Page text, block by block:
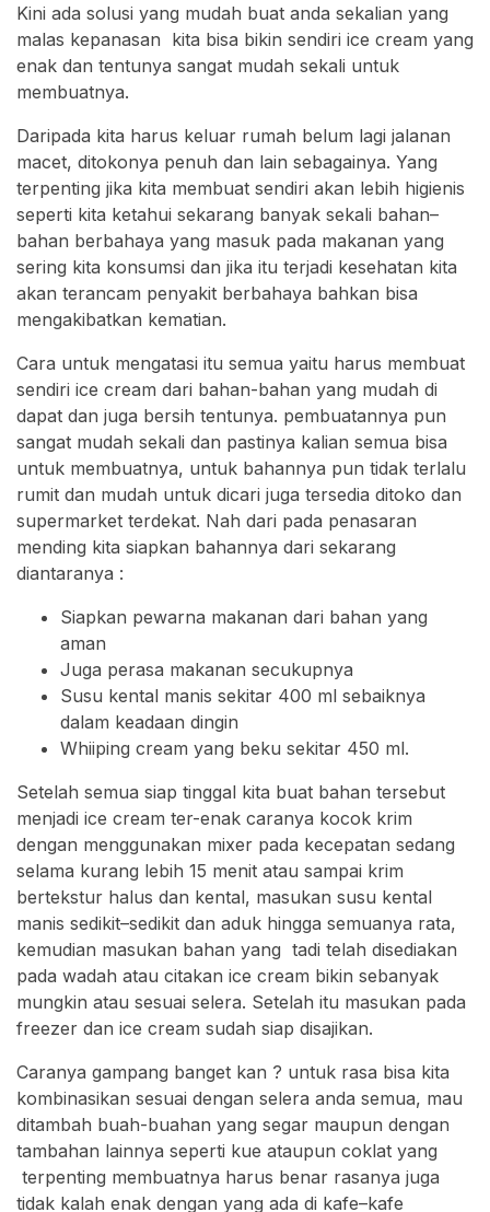
Kini ada solusi yang mudah buat anda sekalian yang
malas kepanasan kita bisa bikin sendiri ice cream yang
enak dan tentunya sangat mudah sekali untuk
membuatnya.
Daripada kita harus keluar rumah belum lagi jalanan
macet, ditokonya penuh dan lain sebagainya. Yang
terpenting jika kita membuat sendiri akan lebih higienis
seperti kita ketahui sekarang banyak sekali bahan–
bahan berbahaya yang masuk pada makanan yang
sering kita konsumsi dan jika itu terjadi kesehatan kita
akan terancam penyakit berbahaya bahkan bisa
mengakibatkan kematian.
Cara untuk mengatasi itu semua yaitu harus membuat
sendiri ice cream dari bahan-bahan yang mudah di
dapat dan juga bersih tentunya. pembuatannya pun
sangat mudah sekali dan pastinya kalian semua bisa
untuk membuatnya, untuk bahannya pun tidak terlalu
rumit dan mudah untuk dicari juga tersedia ditoko dan
supermarket terdekat. Nah dari pada penasaran
mending kita siapkan bahannya dari sekarang
diantaranya :
Siapkan pewarna makanan dari bahan yang
aman
Juga perasa makanan secukupnya
Susu kental manis sekitar 400 ml sebaiknya
dalam keadaan dingin
Whiiping cream yang beku sekitar 450 ml.
Setelah semua siap tinggal kita buat bahan tersebut
menjadi ice cream ter-enak caranya kocok krim
dengan menggunakan mixer pada kecepatan sedang
selama kurang lebih 15 menit atau sampai krim
bertekstur halus dan kental, masukan susu kental
manis sedikit–sedikit dan aduk hingga semuanya rata,
kemudian masukan bahan yang tadi telah disediakan
pada wadah atau citakan ice cream bikin sebanyak
mungkin atau sesuai selera. Setelah itu masukan pada
freezer dan ice cream sudah siap disajikan.
Caranya gampang banget kan ? untuk rasa bisa kita
kombinasikan sesuai dengan selera anda semua, mau
ditambah buah-buahan yang segar maupun dengan
tambahan lainnya seperti kue ataupun coklat yang
terpenting membuatnya harus benar rasanya juga
tidak kalah enak dengan yang ada di kafe–kafe